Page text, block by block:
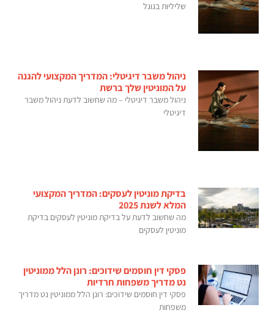
שליליות בגוגל
ניהול משבר דיגיטלי: המדריך המקצועי להגנה
על המוניטין שלך ברשת
ניהול משבר דיגיטלי – מה שחשוב לדעת ניהול משבר
דיגיטלי
בדיקת מוניטין לעסקים: המדריך המקצועי
המלא לשנת 2025
מה שחשוב לדעת על בדיקת מוניטין לעסקים בדיקת
מוניטין לעסקים
פסקי דין חוסמים שידוכים: רונן הלל ממוניטין
נט מדריך משפחות חרדיות
פסקי דין חוסמים שידוכים: רונן הלל ממוניטין נט מדריך
משפחות